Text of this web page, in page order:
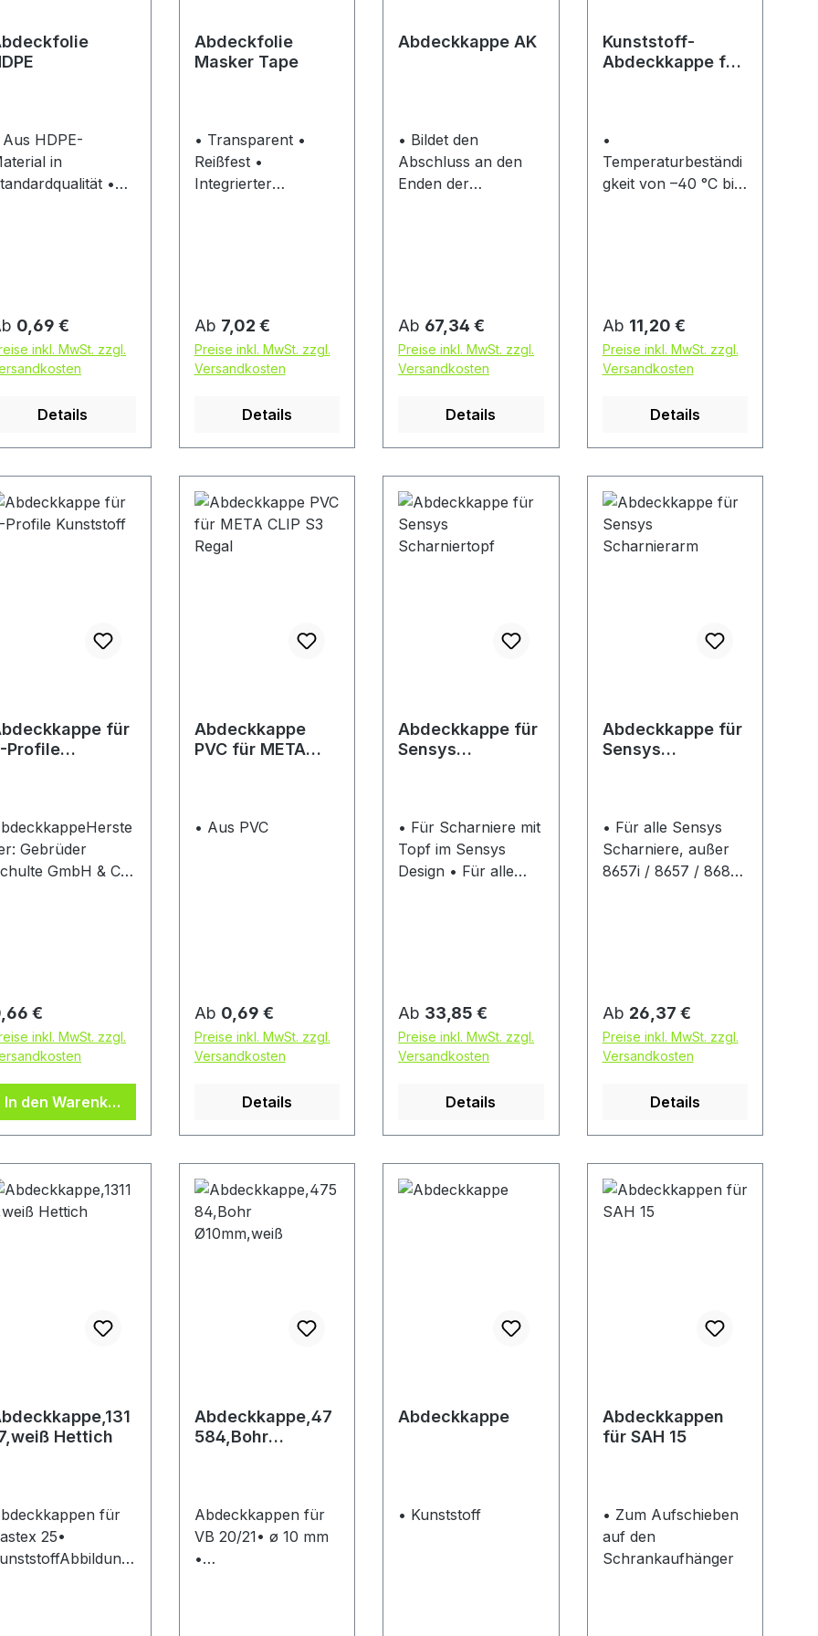
Aus HDPE-
in
•
sowie Außenbereich
Preis:
0,69 €
inkl. MwSt. zzgl.
Details
Abdeckfolie
Masker Tape
• Transparent •
Reißfest •
Integrierter
µm
Regulärer Preis:
Ab 7,02 €
Preise inkl. MwSt. zzgl.
Versandkosten
Details
Abdeckkappe AK
• Bildet den
Abschluss an den
Enden der
und rundet das
Profil optisch ab •
Passend zu den drei
Profilgrößen der
FLS aus
Polypropylen in der
angeboten
Regulärer Preis:
Ab 67,34 €
Preise inkl. MwSt. zzgl.
Versandkosten
Details
Kunststoff-
Abdeckkappe für
•
Temperaturbeständi
gkeit von –40 °C bis
Regulärer Preis:
Ab 11,20 €
Preise inkl. MwSt. zzgl.
Versandkosten
Details
für
Profile
Gebrüder
GmbH & Co.
Preis:
€
inkl. MwSt. zzgl.
In den Warenkorb
Abdeckkappe
PVC für META
• Aus PVC
Regulärer Preis:
Ab 0,69 €
Preise inkl. MwSt. zzgl.
Versandkosten
Details
Abdeckkappe für
Sensys
• Für Scharniere mit
Topf im Sensys
Design • Für alle
Regulärer Preis:
Ab 33,85 €
Preise inkl. MwSt. zzgl.
Versandkosten
Details
Abdeckkappe für
Sensys
• Für alle Sensys
Scharniere, außer
8657i / 8657 / 8687
Regulärer Preis:
Ab 26,37 €
Preise inkl. MwSt. zzgl.
Versandkosten
Details
Hettich
für
25•
Abdeckkappe,47
584,Bohr
Abdeckkappen für
VB 20/21• ø 10 mm
•
Abdeckkappe
• Kunststoff
Abdeckkappen
für SAH 15
• Zum Aufschieben
auf den
Schrankaufhänger